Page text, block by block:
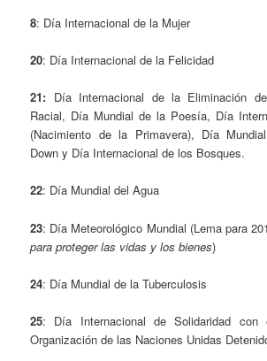
8: Día Internacional de la Mujer
20: Día Internacional de la Felicidad
21: Día Internacional de la Eliminación
Racial, Día Mundial de la Poesía, Día
(Nacimiento de la Primavera), Día
Down y Día Internacional de los Bosques.
22: Día Mundial del Agua
23: Día Meteorológico Mundial (Lema para
para proteger las vidas y los bienes)
24: Día Mundial de la Tuberculosis
25: Día Internacional de Solidaridad
Organización de las Naciones Unidas